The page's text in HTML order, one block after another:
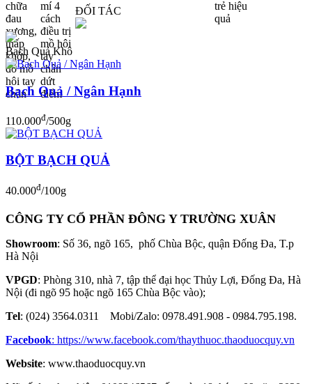
ĐỐI TÁC
Bạch Quả Khô
Bạch Quả / Ngân Hạnh
110.000đ/500g
BỘT BẠCH QUẢ
40.000đ/100g
CÔNG TY CỔ PHẦN ĐÔNG Y TRƯỜNG XUÂN
Showroom: Số 36, ngõ 165, phố Chùa Bộc, quận Đống Đa, T.p
Hà Nội
VPGD: Phòng 310, nhà 7, tập thể đại học Thủy Lợi, Đống Đa, Hà
Nội (đi ngõ 95 hoặc ngõ 165 Chùa Bộc vào);
Tel: (024) 3564.0311 Mobi/Zalo: 0978.491.908 - 0984.795.198.
Facebook: https://www.facebook.com/thaythuoc.thaoduocquy.vn
Website: www.thaoduocquy.vn